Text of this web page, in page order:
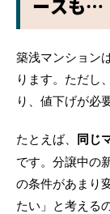
築浅マンション
ります。ただし
り、値下げが必
たとえば、 同じ
です。分譲中の
の条件があまり
たい」と考える